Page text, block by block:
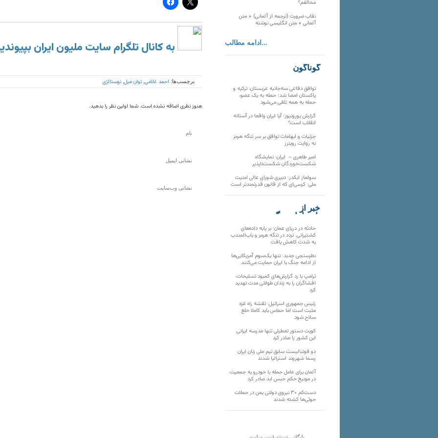
به کانال تلگرام سایت ملیون ایران
برچسب‌ها: احمد غلامی توان میل نوستالژی
هنوز نظری اضافه نشده است. شما اولین نظر را بدهید.
مخالفم؟
نقاب ضرورت (ترجمه از آلمانی) + متن
آلمانی + متن انگلیسی نوشته
ادامه مطالب...
گوناگون
توافق دفاعی سه‌جانبه عربستان، ترکیه و
پاکستان امضا شد؛ حمله به یک عضو،
حمله به همه تلقی می‌شود
گزارش یورونیوز؛ آیا ایران واقعا در آستانه
انقلاب است؟
جزئیات و ابهامات توافق بر سر تنگه هرمز
به روایت رویترز
امیر طاهری – ایران: نمایشگاه
شکست‌خوردگان شکست‌ناپذیر
سولماز ایکدر: دبیری شورای عالی امنیت
ملی؛ کرسی‌ای که از قانون قدرتمندتر است
خبر از
تارنماهای دیگر
حادثه در دریای عمان؛ بر پایه داده‌های
کشتیرانی، تردد در تنگه هرمز و باب‌المندب
به شدت کاهش یافت
نظرسنجی جدید: تنها یک‌سوم آمریکایی‌ها
از ادامه جنگ با ایران حمایت می‌کنند
ترامپ با رد گزارش‌های کمبود تسلیحات،
افشاگران را به زندان طولانی مدت تهدید
کرد
رئیس‌ جمهوری اسرائیل: نقشه راه غزه
مثبت است اما حماس باید کاملا خلع
سلاح شود
کویت دستور تعطیلی تنها مدرسه ایرانی
این کشور را صادر کرد
دو فوتبالیست سابق تیم ملی زنان ایران
رسما شهروند استرالیا شدند
آلمان برای عامل حمله با خودرو به جمعیت
در مونیخ حکم حبس ابد صادر کرد
دست‌کم ۳۰ نیروی دولتی یمن در حملات
حوثی‌ها کشته شدند
بایگانی نسخه قدیم سایت